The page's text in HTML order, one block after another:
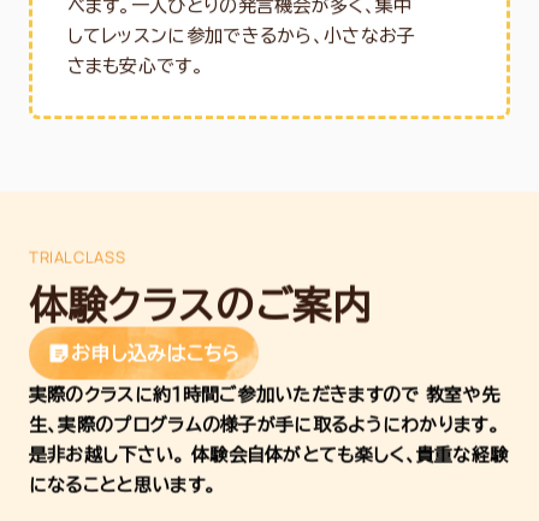
べます。一人ひとりの発言機会が多く、集中
してレッスンに参加できるから、小さなお子
さまも安心です。
TRIALCLASS
体験クラスのご案内
お申し込みはこちら
実際のクラスに約１時間ご参加いただきますので 教室や先
生、実際のプログラムの様子が手に取るようにわかります。
是非お越し下さい。 体験会自体がとても楽しく、貴重な経験
になることと思います。